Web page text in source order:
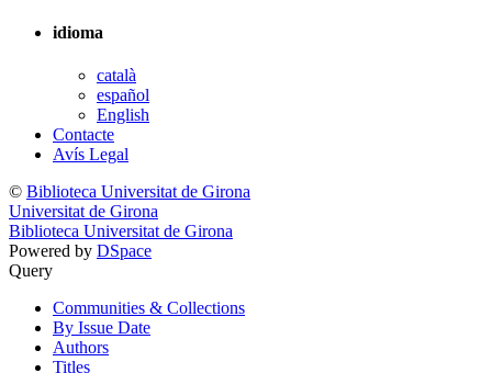
idioma
català
español
English
Contacte
Avís Legal
© Biblioteca Universitat de Girona
Universitat de Girona
Biblioteca Universitat de Girona
Powered by DSpace
Query
Communities & Collections
By Issue Date
Authors
Titles